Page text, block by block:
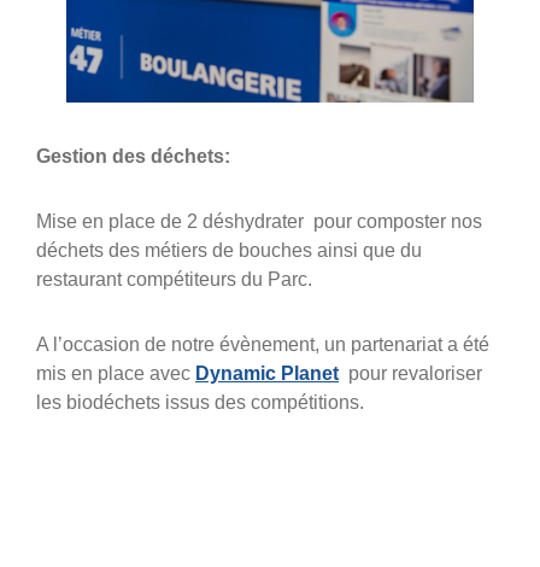
Gestion des déchets:
Mise en place de 2 déshydrater pour composter nos
déchets des métiers de bouches ainsi que du
restaurant compétiteurs du Parc.
A l’occasion de notre évènement, un partenariat a été
mis en place avec Dynamic Planet pour revaloriser
les biodéchets issus des compétitions.